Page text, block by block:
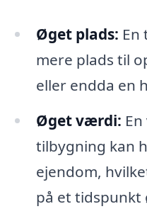
Øget plads: En
mere plads til
eller endda en
Øget værdi:
tilbygning kan
ejendom,
på et tidspunkt